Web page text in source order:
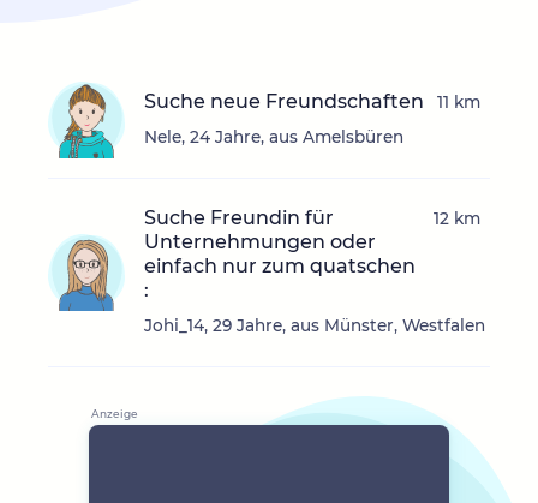
Suche neue Freundschaften
Nele, 24 Jahre, aus Amelsbüren
11 km
Suche Freundin für
Unternehmungen oder
einfach nur zum quatschen
:
Johi_14, 29 Jahre, aus Münster, Westfalen
12 km